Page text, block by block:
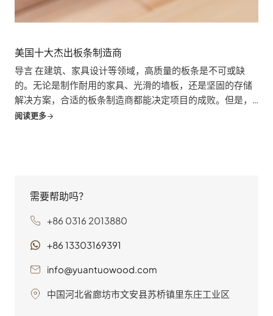
美国十大杰出板条制造商
导言 在建筑、家具设计等领域，高质量的板条是不可或缺
的。无论是制作耐用的家具、光滑的墙板，还是坚固的存储
解决方案，合适的板条制造商都能决定项目的成败。但是，
面对琳琅满目的制造商，您可能会不知所措。因此，我们做
阅读更多
需要帮助吗？
+86 0316 2013880
+86 13303169391
info@yuantuowood.com
中国河北省廊坊市文安县苏桥镇里东庄工业区